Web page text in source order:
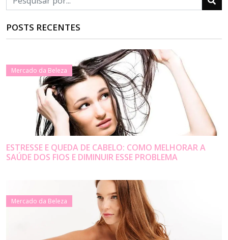
POSTS RECENTES
Mercado da Beleza
ESTRESSE E QUEDA DE CABELO: COMO MELHORAR A
SAÚDE DOS FIOS E DIMINUIR ESSE PROBLEMA
Mercado da Beleza